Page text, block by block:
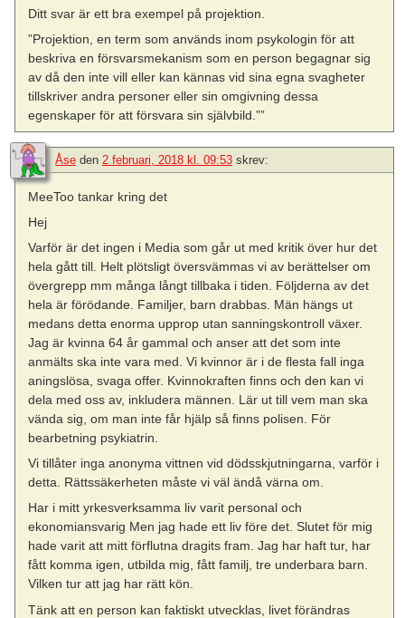
Ditt svar är ett bra exempel på projektion.
”Projektion, en term som används inom psykologin för att
beskriva en försvarsmekanism som en person begagnar sig
av då den inte vill eller kan kännas vid sina egna svagheter
tillskriver andra personer eller sin omgivning dessa
egenskaper för att försvara sin självbild.””
Åse den 2 februari, 2018 kl. 09:53 skrev:
MeeToo tankar kring det
Hej
Varför är det ingen i Media som går ut med kritik över hur det
hela gått till. Helt plötsligt översvämmas vi av berättelser om
övergrepp mm många långt tillbaka i tiden. Följderna av det
hela är förödande. Familjer, barn drabbas. Män hängs ut
medans detta enorma upprop utan sanningskontroll växer.
Jag är kvinna 64 år gammal och anser att det som inte
anmälts ska inte vara med. Vi kvinnor är i de flesta fall inga
aningslösa, svaga offer. Kvinnokraften finns och den kan vi
dela med oss av, inkludera männen. Lär ut till vem man ska
vända sig, om man inte får hjälp så finns polisen. För
bearbetning psykiatrin.
Vi tillåter inga anonyma vittnen vid dödsskjutningarna, varför i
detta. Rättssäkerheten måste vi väl ändå värna om.
Har i mitt yrkesverksamma liv varit personal och
ekonomiansvarig Men jag hade ett liv före det. Slutet för mig
hade varit att mitt förflutna dragits fram. Jag har haft tur, har
fått komma igen, utbilda mig, fått familj, tre underbara barn.
Vilken tur att jag har rätt kön.
Tänk att en person kan faktiskt utvecklas, livet förändras